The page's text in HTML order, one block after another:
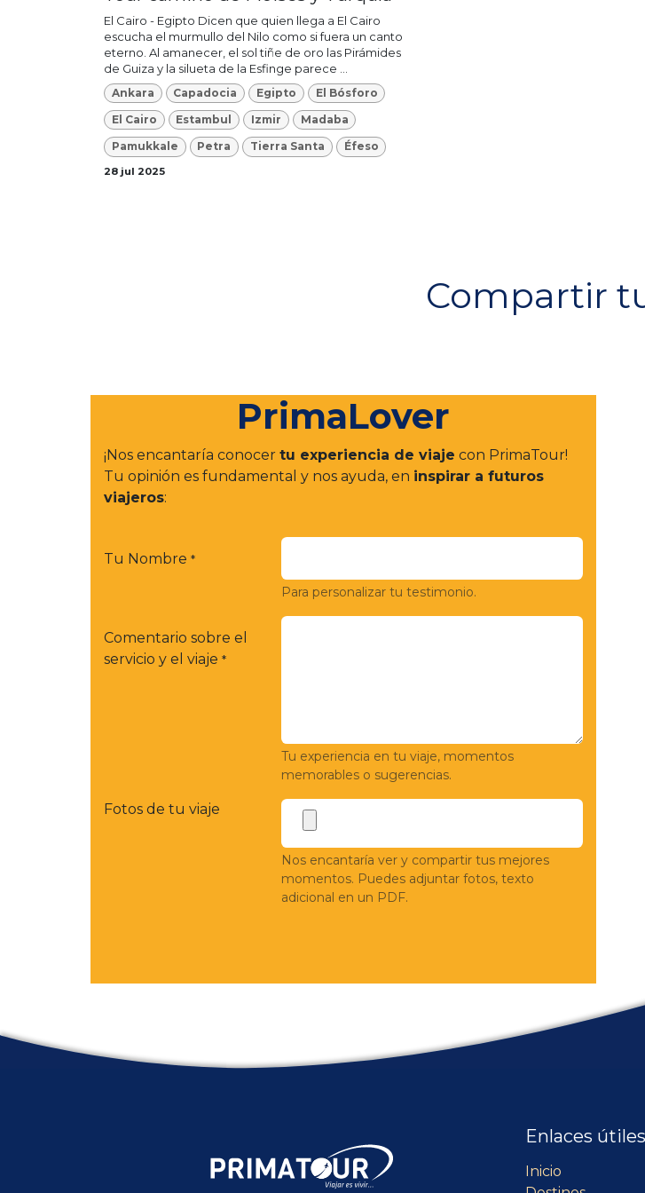
El Cairo - Egipto Dicen que quien llega a El Cairo
escucha el murmullo del Nilo como si fuera un canto
eterno. Al amanecer, el sol tiñe de oro las Pirámides
de Guiza y la silueta de la Esfinge parece ...
Ankara Capadocia Egipto El Bósforo
El Cairo Estambul Izmir Madaba
Pamukkale Petra Tierra Santa Éfeso
28 jul 2025
Compartir
PrimaLover
¡Nos encantaría conocer tu experiencia de viaje con PrimaTour!
Tu opinión es fundamental y nos ayuda, en inspirar a futuros
viajeros:
Tu Nombre *
Para personalizar tu testimonio.
Comentario sobre el
servicio y el viaje *
Tu experiencia en tu viaje, momentos
memorables o sugerencias.
Fotos de tu viaje
Nos encantaría ver y compartir tus mejores
momentos. Puedes adjuntar fotos, texto
adicional en un PDF.
Enlaces útiles
Inicio